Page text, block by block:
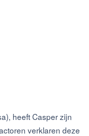
heeft Casper zijn
verklaren deze